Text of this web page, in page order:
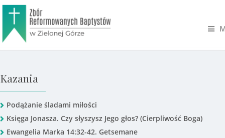
Kazania
Podążanie śladami miłości
Księga Jonasza. Czy słyszysz Jego głos? (Cierpliwość Boga)
Ewangelia Marka 14:32-42. Getsemane